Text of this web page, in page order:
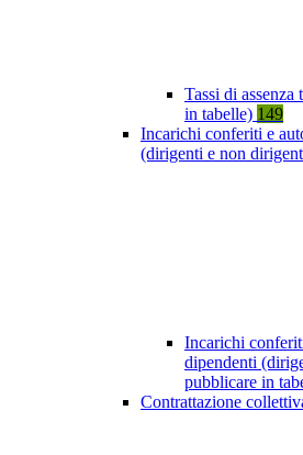
Tassi di
in tabelle) 149
Incarichi conferiti e
(dirigenti e non
Incarichi
dipendenti
pubblicare in
Contrattazione